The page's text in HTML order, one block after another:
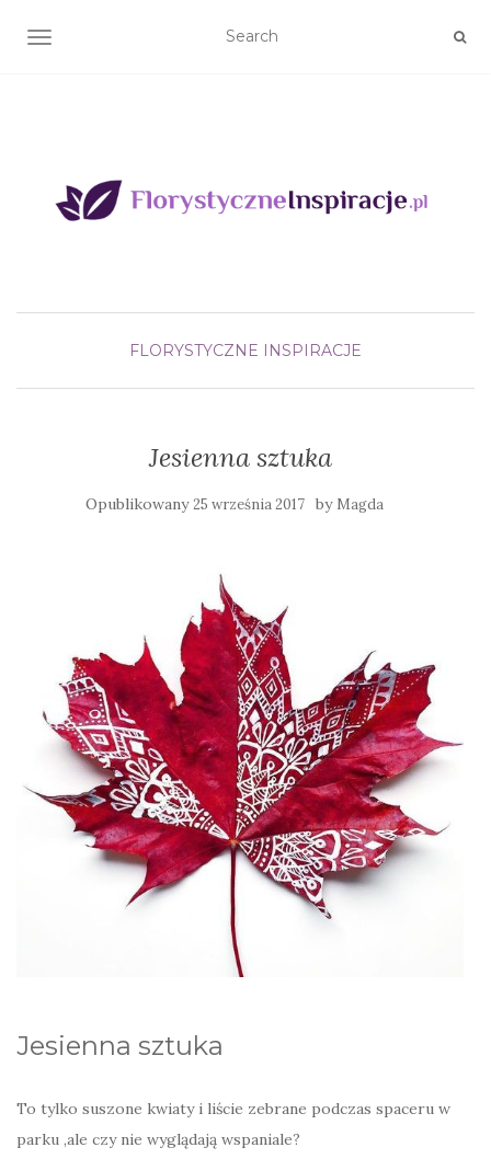
TOGGLE NAVIGATION
FLORYSTYCZNE INSPIRACJE
Jesienna sztuka
Opublikowany25 września 2017 by Magda
Jesienna sztuka
To tylko suszone kwiaty i liście zebrane podczas spaceru w
parku ,ale czy nie wyglądają wspaniale?